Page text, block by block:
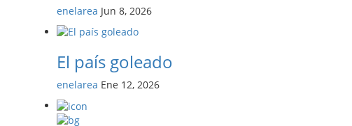
enelarea Jun 8, 2026
El país goleado
enelarea Ene 12, 2026